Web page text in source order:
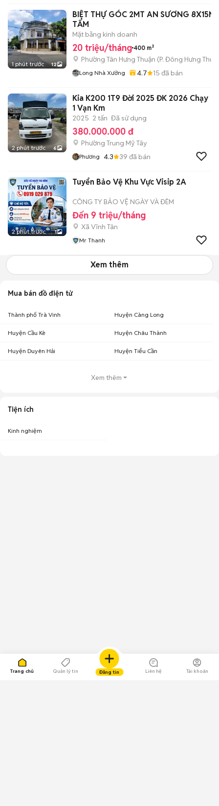
Trang chủ Quản lý tin Đăng tin Liên hệ Tài khoản
1 phút trước 12
BIỆT THỰ GÓC 2MT AN SƯƠNG 8X15M
TẤM
Mặt bằng kinh doanh
20 triệu/tháng 400 m²
Phường Tân Hưng Thuận (P. Đông Hưng
Long Nhà Xưởng 4.7 15 đã bán
2 phút trước 6
Kia K200 1T9 Đời 2025 ĐK 2026 Chạy
1 Vạn Km
2025 2 tấn Đã sử dụng
380.000.000 đ
Phường Trung Mỹ Tây
Phương 4.3 39 đã bán
2 phút trước 1
Tuyển Bảo Vệ Khu Vực Visip 2A
CÔNG TY BẢO VỆ NGÀY VÀ ĐÊM
Đến 9 triệu/tháng
Xã Vĩnh Tân
Mr Thanh
Xem thêm
Mua bán đồ điện tử
Thành phố Trà Vinh Huyện Càng Long
Huyện Cầu Kè Huyện Châu Thành
Huyện Duyên Hải Huyện Tiểu Cần
Xem thêm
Tiện ích
Kinh nghiệm